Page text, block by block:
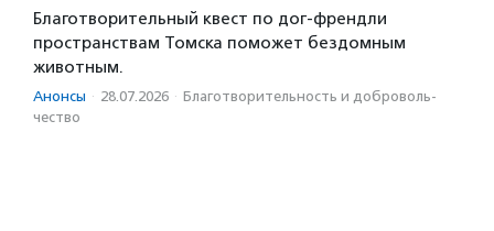
Благотворительный квест по дог-френдли
пространствам Томска поможет бездомным
животным.
Анонсы · 28.07.2026 · Благотвори­тель­ность и доброволь­
чест­во